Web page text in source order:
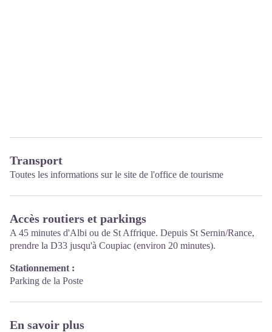
Transport
Toutes les informations sur le site de l'office de tourisme
Accès routiers et parkings
A 45 minutes d'Albi ou de St Affrique. Depuis St Sernin/Rance,
prendre la D33 jusqu'à Coupiac (environ 20 minutes).
Stationnement :
Parking de la Poste
En savoir plus